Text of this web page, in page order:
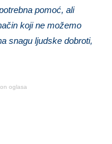
pomoć, ali
koji ne možemo
snagu ljudske dobroti,
oglasa